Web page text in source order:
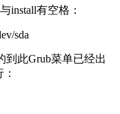
install有空格：
sda
到此Grub菜单已经出